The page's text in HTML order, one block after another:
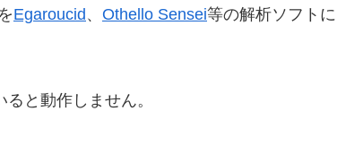
Egaroucid、 Othello Sensei等の解析ソフトに
と動作しません。